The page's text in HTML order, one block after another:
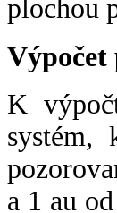
plochou
Výpočet
K
systém,
a 1 au